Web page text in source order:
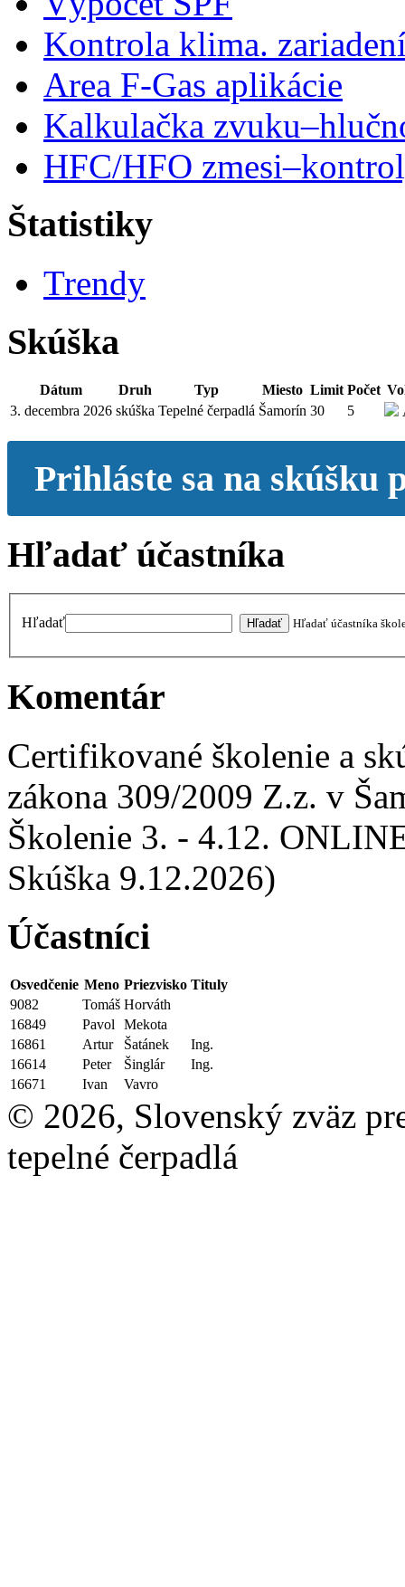
Kontrola klima.
Area F-Gas aplikácie
Kalkulačka
HFC/HFO
Štatistiky
Trendy
Skúška
Dátum Druh Typ Miesto Limit Počet
3. decembra 2026 skúška Tepelné čerpadlá Šamorín 30 5
Prihláste sa na skúšku
Hľadať účastníka
Hľadať Hľadať účastníka
Komentár
Certifikované školenie a
zákona 309/2009 Z.z. v
Školenie 3. - 4.12.
Skúška 9.12.2026)
Účastníci
Osvedčenie Meno Priezvisko Tituly
9082
Tomáš Horváth
16849
Pavol
Mekota
16861
Artur Šatánek
Ing.
16614
Peter Šinglár
Ing.
16671
Ivan Vavro
© 2026, Slovenský zväz
tepelné čerpadlá